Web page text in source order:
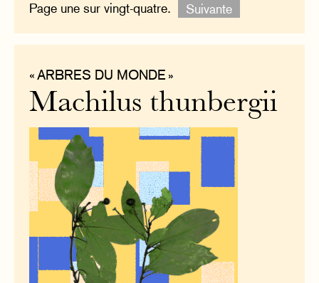
Page une sur vingt-quatre.
Suivante
« ARBRES DU MONDE »
Machilus thunbergii